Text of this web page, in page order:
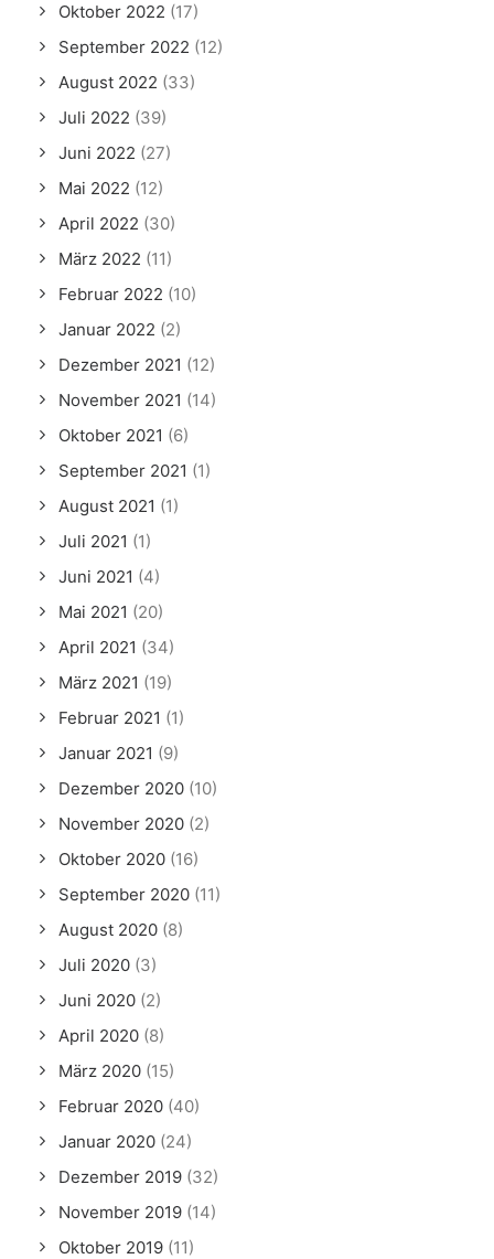
Oktober 2022 (17)
September 2022 (12)
August 2022 (33)
Juli 2022 (39)
Juni 2022 (27)
Mai 2022 (12)
April 2022 (30)
März 2022 (11)
Februar 2022 (10)
Januar 2022 (2)
Dezember 2021 (12)
November 2021 (14)
Oktober 2021 (6)
September 2021 (1)
August 2021 (1)
Juli 2021 (1)
Juni 2021 (4)
Mai 2021 (20)
April 2021 (34)
März 2021 (19)
Februar 2021 (1)
Januar 2021 (9)
Dezember 2020 (10)
November 2020 (2)
Oktober 2020 (16)
September 2020 (11)
August 2020 (8)
Juli 2020 (3)
Juni 2020 (2)
April 2020 (8)
März 2020 (15)
Februar 2020 (40)
Januar 2020 (24)
Dezember 2019 (32)
November 2019 (14)
Oktober 2019 (11)